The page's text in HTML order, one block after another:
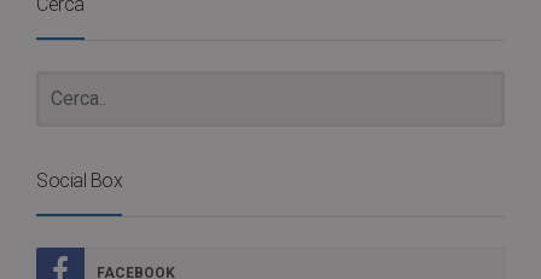
Social Box
FACEBOOK